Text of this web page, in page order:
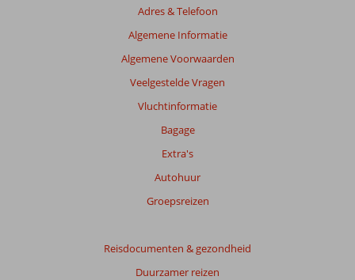
Adres & Telefoon
Algemene Informatie
Algemene Voorwaarden
Veelgestelde Vragen
Vluchtinformatie
Bagage
Extra's
Autohuur
Groepsreizen
Reisdocumenten & gezondheid
Duurzamer reizen